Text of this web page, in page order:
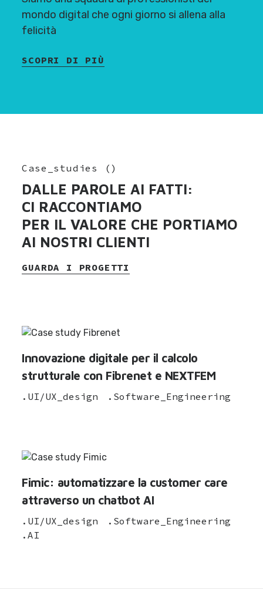
mondo digital che ogni giorno si allena alla
felicità
SCOPRI DI PIÙ
Case_studies ( )
DALLE PAROLE AI FATTI:
CI RACCONTIAMO
PER IL VALORE CHE PORTIAMO
AI NOSTRI CLIENTI
GUARDA I PROGETTI
Innovazione digitale per il calcolo
strutturale con Fibrenet e NEXTFEM
.UI/UX_design .Software_Engineering
Fimic: automatizzare la customer care
attraverso un chatbot AI
.UI/UX_design
.Software_Engineering
.AI